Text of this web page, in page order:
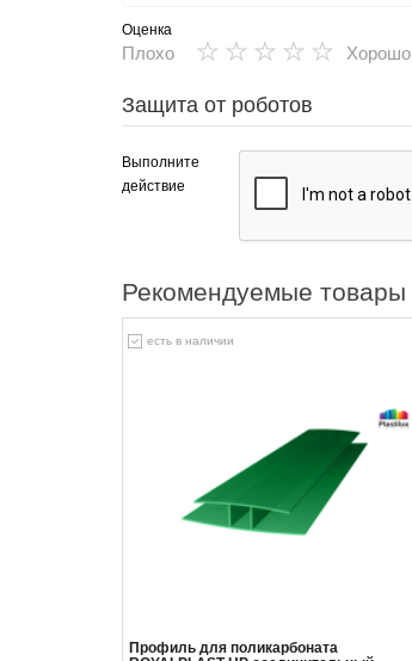
Оценка
Плохо ★
★
★
★
★ Хорошо
Защита от роботов
Выполните
действие
Рекомендуемые товары
есть в наличии
Профиль для поликарбоната